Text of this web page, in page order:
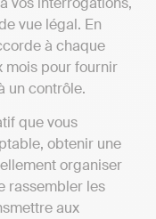
vue légal. En
à chaque
mois pour fournir
un contrôle.
que vous
obtenir une
organiser
rassembler les
aux